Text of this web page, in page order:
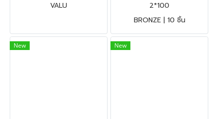
VALU
2*100
BRONZE | 10 ชิ้น
New New